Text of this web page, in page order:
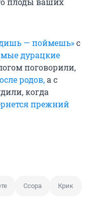
— поймешь»с
дурацкие
поговорили,
родов,а с
когда
прежний
Ссора Крик